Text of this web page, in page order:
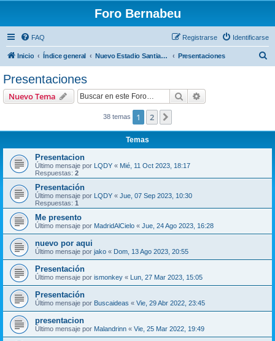
Foro Bernabeu
FAQ Identificarse
Registrarse
Inicio Índice general Nuevo Estadio Santiago Bernabéu Presentaciones
Presentaciones
Nuevo Tema Buscar
38 temas 1 2
Temas
Presentacion
Último mensaje por LQDY « Mié, 11 Oct 2023, 18:17
Respuestas: 2
Presentación
Último mensaje por LQDY « Jue, 07 Sep 2023, 10:30
Respuestas: 1
Me presento
Último mensaje por MadridAlCielo « Jue, 24 Ago 2023, 16:28
nuevo por aqui
Último mensaje por jako « Dom, 13 Ago 2023, 20:55
Presentación
Último mensaje por ismonkey « Lun, 27 Mar 2023, 15:05
Presentación
Último mensaje por Buscaideas « Vie, 29 Abr 2022, 23:45
presentacion
Último mensaje por Malandrinn « Vie, 25 Mar 2022, 19:49